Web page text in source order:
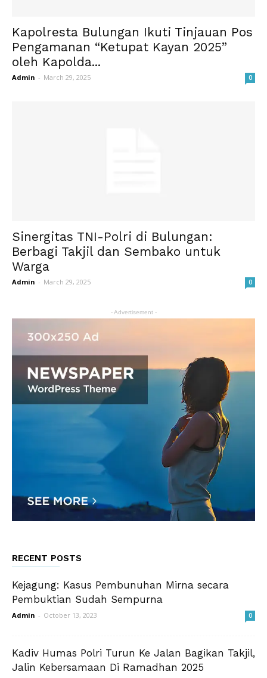
Kapolresta Bulungan Ikuti Tinjauan Pos
Pengamanan “Ketupat Kayan 2025”
oleh Kapolda...
Admin - March 29, 2025 0
Sinergitas TNI-Polri di Bulungan:
Berbagi Takjil dan Sembako untuk
Warga
Admin - March 29, 2025 0
- Advertisement -
RECENT POSTS
Kejagung: Kasus Pembunuhan Mirna secara
Pembuktian Sudah Sempurna
Admin - October 13, 2023 0
Kadiv Humas Polri Turun Ke Jalan Bagikan Takjil,
Jalin Kebersamaan Di Ramadhan 2025